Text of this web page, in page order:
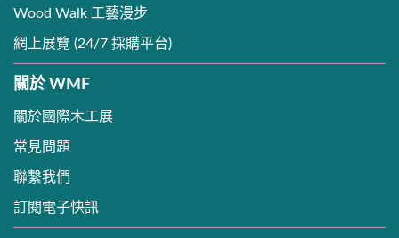
Wood Walk 工藝漫步
網上展覽 (24/7 採購平台)
關於 WMF
關於國際木工展
常見問題
聯繫我們
訂閱電子快訊